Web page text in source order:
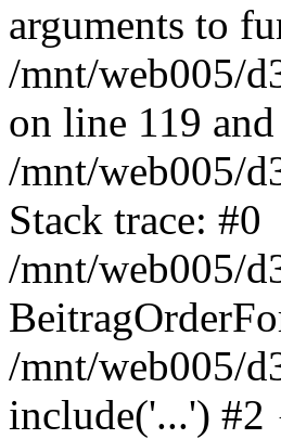
arguments to
/mnt/web005/
on line 119
/mnt/web005/
Stack trace: #0
/mnt/web005/
/mnt/web005/
include('...')